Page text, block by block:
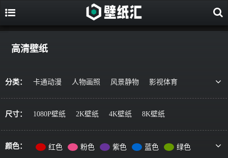
高清壁纸
分类： 卡通动漫 人物画照 风景静物
影视体育
艺术绘画
宇宙星空 军事科技
简约主义
尺寸： 1080P壁纸 2K壁纸 4K壁纸 8K壁纸
颜色： 红色 粉色 紫色 蓝色
绿色